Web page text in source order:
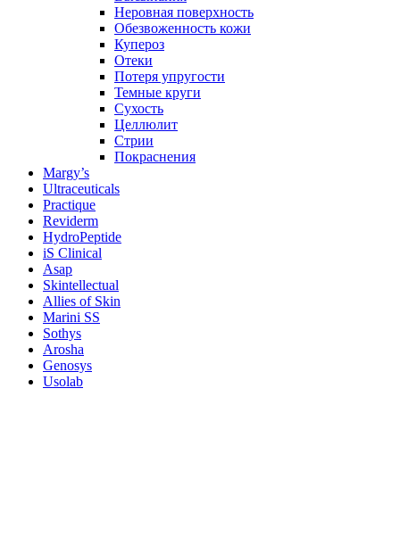
Неровная поверхность
Обезвоженность кожи
Купероз
Отеки
Потеря упругости
Темные круги
Сухость
Целлюлит
Стрии
Покраснения
Margy’s
Ultraceuticals
Practique
Reviderm
HydroPeptide
iS Clinical
Asap
Skintellectual
Allies of Skin
Marini SS
Sothys
Arosha
Genosys
Usolab